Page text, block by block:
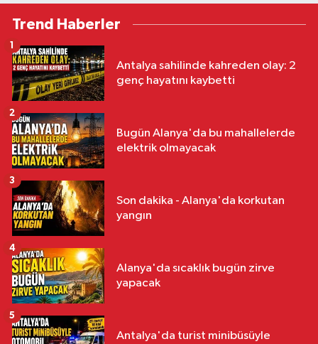
Trend Haberler
Antalya sahilinde kahreden olay: 2
genç hayatını kaybetti
1
Bugün Alanya'da bu mahallelerde
elektrik olmayacak
2
Son dakika - Alanya'da korkutan
yangın
3
Alanya'da sıcaklık bugün zirve
yapacak
4
Antalya'da turist minibüsüyle
5